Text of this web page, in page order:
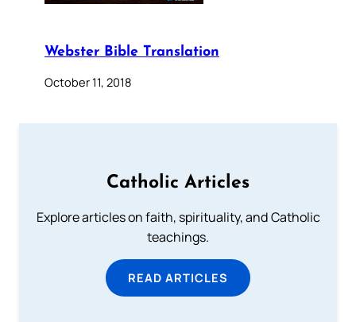
Webster Bible Translation
October 11, 2018
Catholic Articles
Explore articles on faith, spirituality, and Catholic
teachings.
READ ARTICLES